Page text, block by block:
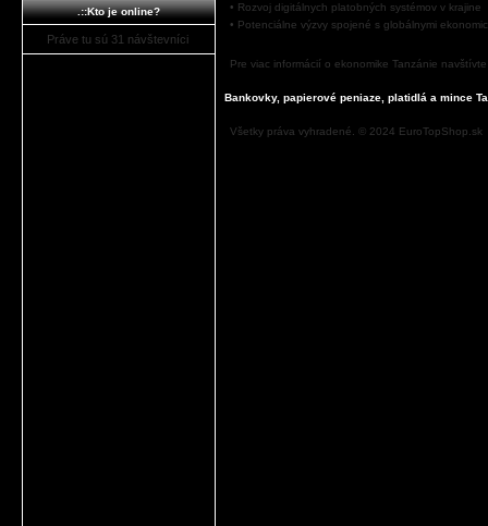
.::Kto je online?
Práve tu sú 31 návštevníci
• Rozvoj digitálnych platobných systémov v krajine
• Potenciálne výzvy spojené s globálnymi
Pre viac informácií o ekonomike Tanzánie
Bankovky, papierové peniaze, platidlá a mince
Všetky práva vyhradené. © 2024 EuroTopShop.sk